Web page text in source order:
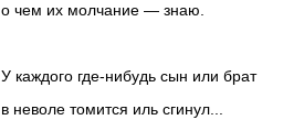
о чем их молчание — знаю.
У каждого где-нибудь сын или брат
в неволе томится иль сгинул...